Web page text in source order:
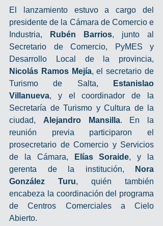
El lanzamiento estuvo a cargo del
presidente de la Cámara de Comercio e
Industria,
Rubén Barrios, junto al
Secretario de Comercio, PyMES y
Nicolás Ramos Mejía, el secretario de
Turismo de Salta,
Estanislao
Villanueva, y el coordinador de la
Secretaría de Turismo y Cultura de la
ciudad, Alejandro Mansilla. En la
reunión previa participaron el
prosecretario de Comercio y Servicios
de la Cámara,
Elías Soraide, y la
gerenta de la institución,
Nora
González Turu, quién también
encabeza la coordinación del programa
de Centros Comerciales a Cielo
Abierto.